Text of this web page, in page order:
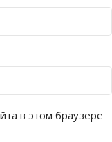
в этом браузере